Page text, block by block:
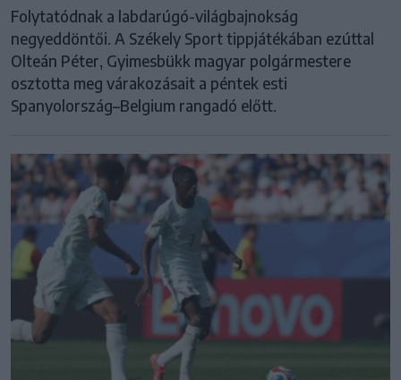
Folytatódnak a labdarúgó-világbajnokság
negyeddöntői. A Székely Sport tippjátékában ezúttal
Olteán Péter, Gyimesbükk magyar polgármestere
osztotta meg várakozásait a péntek esti
Spanyolország–Belgium rangadó előtt.